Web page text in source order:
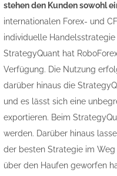
stehen den Kunden sowohl
internationalen Forex- und
individuelle
StrategyQuant hat
Verfügung. Die Nutzung
darüber hinaus die
und es lässt sich eine
exportieren. Beim
werden. Darüber hinaus
der besten Strategie im
über den Haufen geworfen